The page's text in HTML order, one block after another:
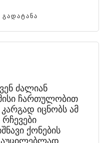
ძალიან
ჩართულობით
იცნობს ამ
ქონების